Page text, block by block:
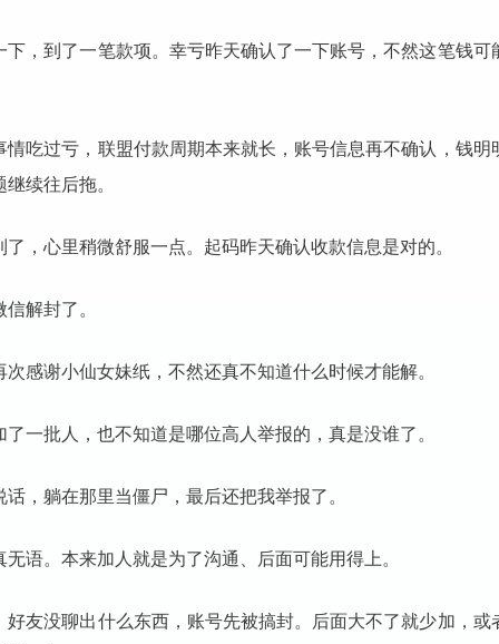
下，到了一笔款项。幸亏昨天确认了一下账号，不然这笔钱可
情吃过亏，联盟付款周期本来就长，账号信息再不确认，钱明
续往后拖。
了，心里稍微舒服一点。起码昨天确认收款信息是对的。
解封了。
次感谢小仙女妹纸，不然还真不知道什么时候才能解。
了一批人，也不知道是哪位高人举报的，真是没谁了。
，躺在那里当僵尸，最后还把我举报了。
无语。本来加人就是为了沟通、后面可能用得上。
好友没聊出什么东西，账号先被搞封。后面大不了就少加，或